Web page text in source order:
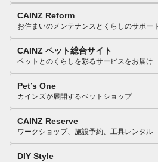
CAINZ Reform
お住まいのメンテナンスとくらしのサポート
CAINZ ペット総合サイト
ペットとのくらしを彩るサービスをお届け
Pet’s One
カインズが展開するペットショップ
CAINZ Reserve
ワークショップ、施設予約、工具レンタル
DIY Style